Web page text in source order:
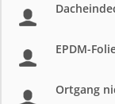
EPDM-
Ortgang